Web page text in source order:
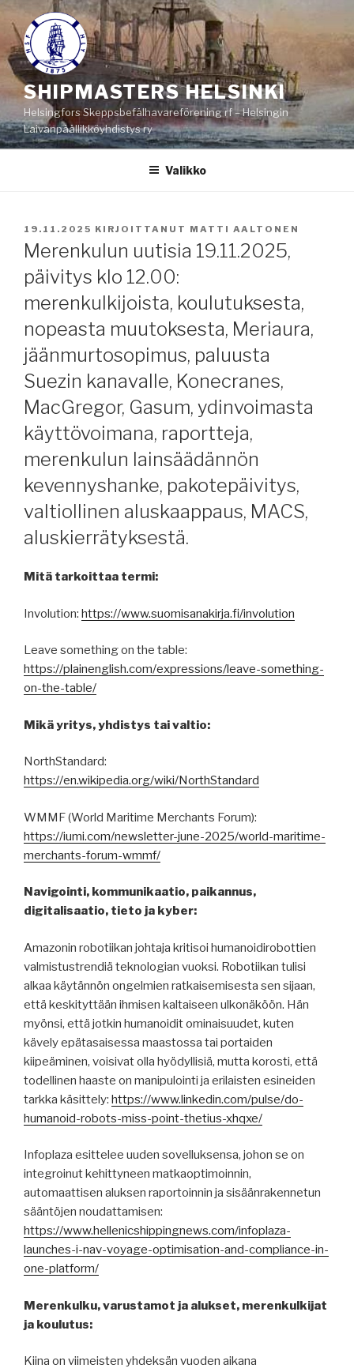
Siirry
sisältöön
SHIPMASTERS HELSINKI
Helsingfors Skeppsbefälhavareförening rf – Helsingin
Laivanpäällikköyhdistys ry
Valikko
JULKAISTU
19.11.2025 KIRJOITTANUT MATTI AALTONEN
Merenkulun uutisia 19.11.2025,
päivitys klo 12.00:
merenkulkijoista, koulutuksesta,
nopeasta muutoksesta, Meriaura,
jäänmurtosopimus, paluusta
Suezin kanavalle, Konecranes,
MacGregor, Gasum, ydinvoimasta
käyttövoimana, raportteja,
merenkulun lainsäädännön
kevennyshanke, pakotepäivitys,
valtiollinen aluskaappaus, MACS,
aluskierrätyksestä.
Mitä tarkoittaa termi:
Involution: https://www.suomisanakirja.fi/involution
Leave something on the table:
https://plainenglish.com/expressions/leave-something-
on-the-table/
Mikä yritys, yhdistys tai valtio:
NorthStandard:
https://en.wikipedia.org/wiki/NorthStandard
WMMF (World Maritime Merchants Forum):
https://iumi.com/newsletter-june-2025/world-maritime-
merchants-forum-wmmf/
Navigointi, kommunikaatio, paikannus,
digitalisaatio, tieto ja kyber:
Amazonin robotiikan johtaja kritisoi humanoidirobottien
valmistustrendiä teknologian vuoksi. Robotiikan tulisi
alkaa käytännön ongelmien ratkaisemisesta sen sijaan,
että keskityttään ihmisen kaltaiseen ulkonäköön. Hän
myönsi, että jotkin humanoidit ominaisuudet, kuten
kävely epätasaisessa maastossa tai portaiden
kiipeäminen, voisivat olla hyödyllisiä, mutta korosti, että
todellinen haaste on manipulointi ja erilaisten esineiden
tarkka käsittely: https://www.linkedin.com/pulse/do-
humanoid-robots-miss-point-thetius-xhqxe/
Infoplaza esittelee uuden sovelluksensa, johon se on
integroinut kehittyneen matkaoptimoinnin,
automaattisen aluksen raportoinnin ja sisäänrakennetun
sääntöjen noudattamisen:
https://www.hellenicshippingnews.com/infoplaza-
launches-i-nav-voyage-optimisation-and-compliance-in-
one-platform/
Merenkulku, varustamot ja alukset, merenkulkijat
ja koulutus:
Kiina on viimeisten yhdeksän vuoden aikana